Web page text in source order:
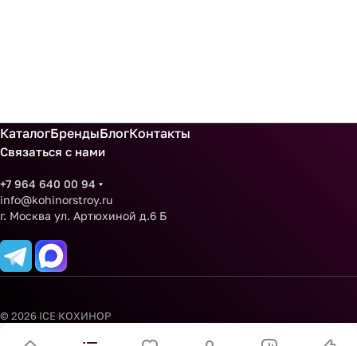
КаталогБрендыБлогКонтакты
Связаться с нами
+7 964 640 00 94
info@kohinorstroy.ru
г. Москва ул. Артюхиной д.6 Б
© 2026 ICE КОХИНОР